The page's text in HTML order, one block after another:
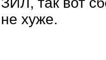
не хуже.